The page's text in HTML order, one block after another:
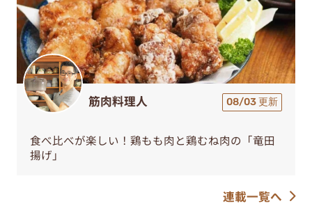
筋肉料理人 08/03 更新
食べ比べが楽しい！鶏もも肉と鶏むね肉の「竜田
揚げ」
連載一覧へ